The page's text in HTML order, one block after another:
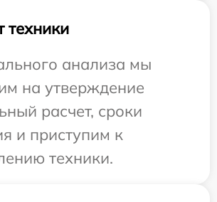
техники
анализа мы
на утверждение
расчет, сроки
и приступим к
техники.